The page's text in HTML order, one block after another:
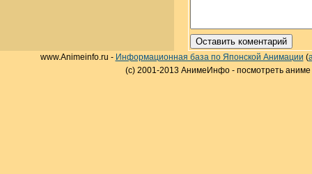
www.Animeinfo.ru - Информационная база по Японской Анимации (
(c) 2001-2013 АнимеИнфо - посмотреть аниме